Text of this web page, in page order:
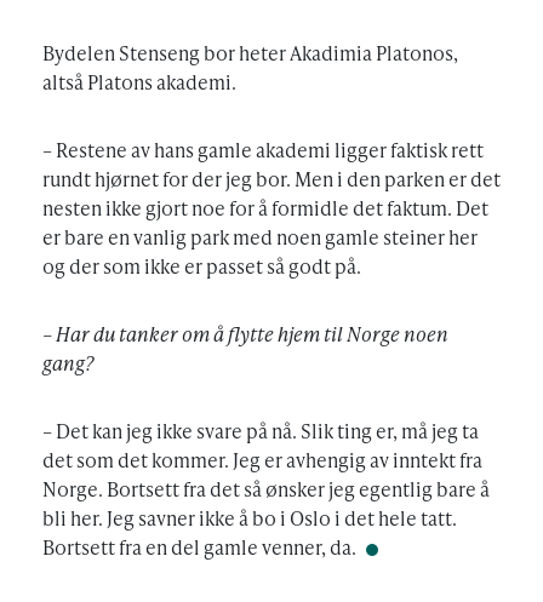
Bydelen Stenseng bor heter Akadimia Platonos,
altså Platons akademi.
– Restene av hans gamle akademi ligger faktisk rett
rundt hjørnet for der jeg bor. Men i den parken er det
nesten ikke gjort noe for å formidle det faktum. Det
er bare en vanlig park med noen gamle steiner her
og der som ikke er passet så godt på.
– Har du tanker om å flytte hjem til Norge noen
gang?
– Det kan jeg ikke svare på nå. Slik ting er, må jeg ta
det som det kommer. Jeg er avhengig av inntekt fra
Norge. Bortsett fra det så ønsker jeg egentlig bare å
bli her. Jeg savner ikke å bo i Oslo i det hele tatt.
Bortsett fra en del gamle venner, da.